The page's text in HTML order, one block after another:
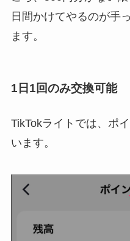
日間かけてやるのが手
ます。
1日1回のみ交換可能
TikTokライトでは、ポ
います。